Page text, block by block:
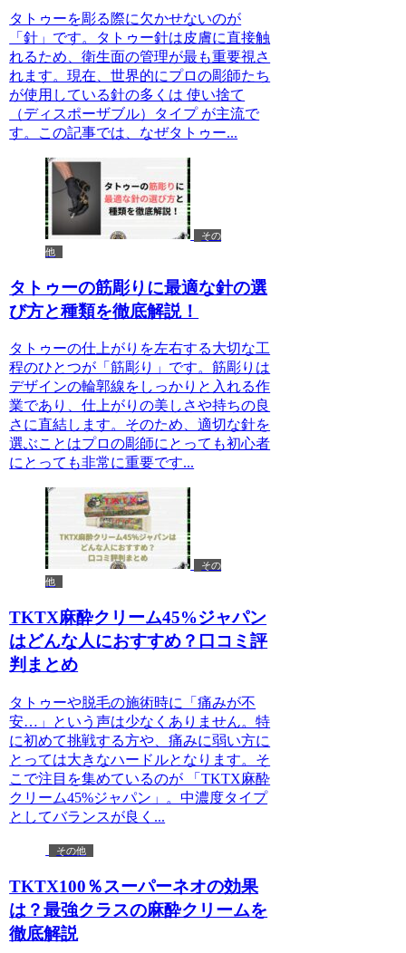
タトゥーを彫る際に欠かせないのが
「針」です。タトゥー針は皮膚に直接触
れるため、衛生面の管理が最も重要視さ
れます。現在、世界的にプロの彫師たち
が使用している針の多くは 使い捨て
（ディスポーザブル）タイプ が主流で
す。この記事では、なぜタトゥー...
その
他
タトゥーの筋彫りに最適な針の選
び方と種類を徹底解説！
タトゥーの仕上がりを左右する大切な工
程のひとつが「筋彫り」です。筋彫りは
デザインの輪郭線をしっかりと入れる作
業であり、仕上がりの美しさや持ちの良
さに直結します。そのため、適切な針を
選ぶことはプロの彫師にとっても初心者
にとっても非常に重要です...
その
他
TKTX麻酔クリーム45%ジャパン
はどんな人におすすめ？口コミ評
判まとめ
タトゥーや脱毛の施術時に「痛みが不
安…」という声は少なくありません。特
に初めて挑戦する方や、痛みに弱い方に
とっては大きなハードルとなります。そ
こで注目を集めているのが 「TKTX麻酔
クリーム45%ジャパン」。中濃度タイプ
としてバランスが良く...
その他
TKTX100％スーパーネオの効果
は？最強クラスの麻酔クリームを
徹底解説